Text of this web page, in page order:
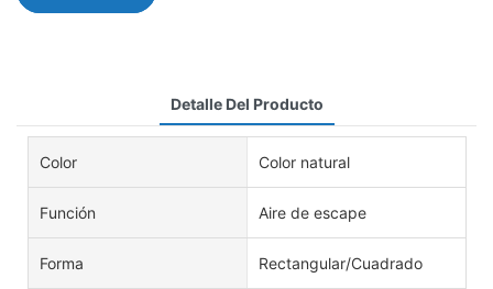
Detalle Del Producto
Color Color natural
Función Aire de escape
Forma Rectangular/Cuadrado